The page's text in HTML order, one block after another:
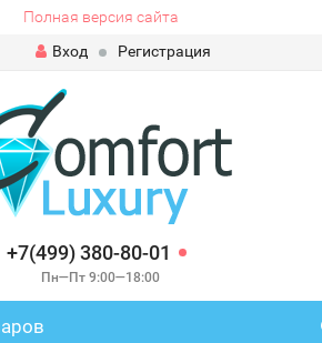
Полная версия сайта
Вход
Регистрация
+7(499) 380-80-01
Пн—Пт 9:00—18:00